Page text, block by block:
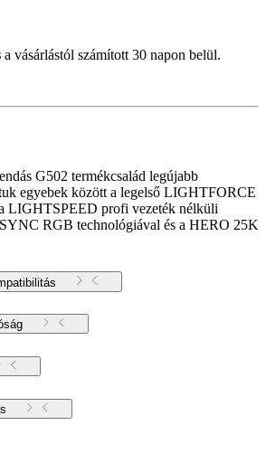
a vásárlástól számított 30 napon belül.
G502 termékcsalád legújabb
egyebek között a legelső LIGHTFORCE
LIGHTSPEED profi vezeték nélküli
RGB technológiával és a HERO 25K